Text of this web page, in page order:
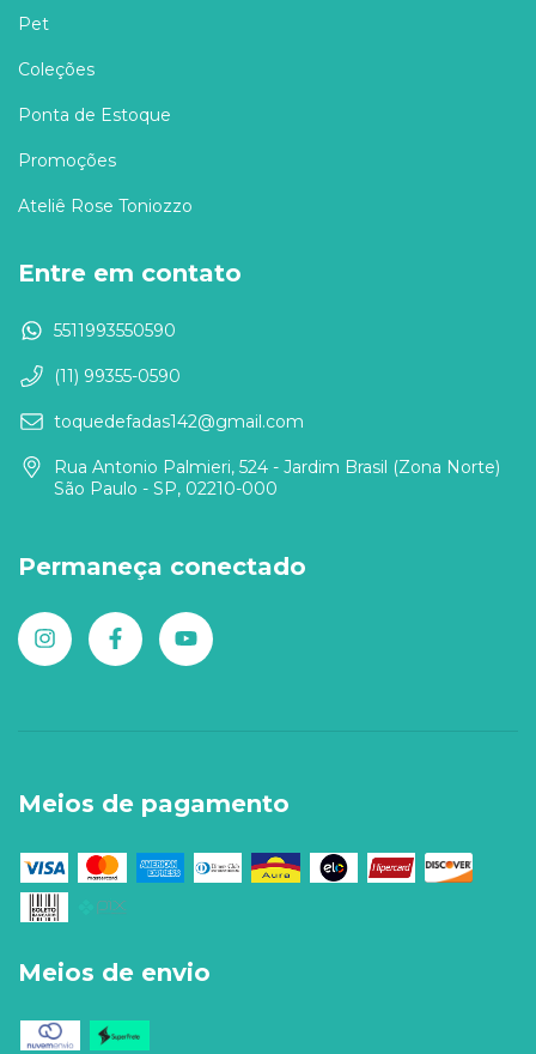
Pet
Coleções
Ponta de Estoque
Promoções
Ateliê Rose Toniozzo
Entre em contato
5511993550590
(11) 99355-0590
toquedefadas142@gmail.com
Rua Antonio Palmieri, 524 - Jardim Brasil (Zona Norte)
São Paulo - SP, 02210-000
Permaneça conectado
Meios de pagamento
Meios de envio